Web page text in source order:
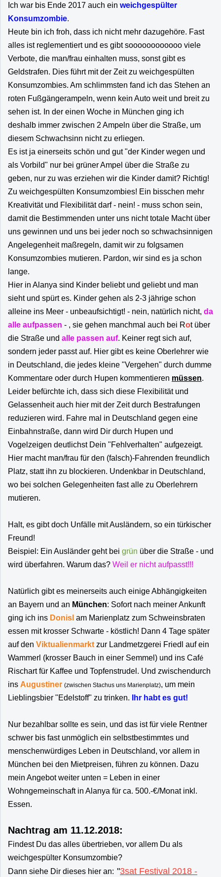
Ich war bis Ende 2017 auch ein weichgespülter
Konsumzombie.
Heute bin ich froh, dass ich nicht mehr dazugehöre. Fast
alles ist reglementiert und es gibt soooooooooooo viele
Verbote, die man/frau einhalten muss, sonst gibt es
Geldstrafen. Dies führt mit der Zeit zu weichgespülten
Konsumzombies. Am schlimmsten fand ich das Stehen an
roten Fußgängerampeln, wenn kein Auto weit und breit zu
sehen ist. In der einen Woche in München ging ich
deshalb immer zwischen 2 Ampeln über die Straße, um
diesem Schwachsinn nicht zu erliegen.
Es ist ja einerseits schön und gut "der Kinder wegen und
als Vorbild" nur bei grüner Ampel über die Straße zu
geben, nur zu was erziehen wir die Kinder damit? Richtig!
Zu weichgespülten Konsumzombies! Ein bisschen mehr
Kreativität und Flexibilität darf - nein! - muss schon sein,
damit die Bestimmenden unter uns nicht totale Macht über
uns gewinnen und uns bei jeder noch so schwachsinnigen
Angelegenheit maßregeln, damit wir zu folgsamen
Konsumzombies mutieren. Pardon, wir sind es ja schon
lange.
Hier in Alanya sind Kinder beliebt und geliebt und man
sieht und spürt es. Kinder gehen als 2-3 jährige schon
alleine ins Meer - unbeaufsichtigt! - nein, natürlich nicht, da
alle aufpassen - , sie gehen manchmal auch bei Rot über
die Straße und alle passen auf. Keiner regt sich auf,
sondern jeder passt auf. Hier gibt es keine Oberlehrer wie
in Deutschland, die jedes kleine "Vergehen" durch dumme
Kommentare oder durch Hupen kommentieren müssen.
Leider befürchte ich, dass sich diese Flexibilität und
Gelassenheit auch hier mit der Zeit durch Bestrafungen
reduzieren wird. Fahre mal in Deutschland gegen eine
Einbahnstraße, dann wird Dir durch Hupen und
Vogelzeigen deutlichst Dein "Fehlverhalten" aufgezeigt.
Hier macht man/frau für den (falsch)-Fahrenden freundlich
Platz, statt ihn zu blockieren. Undenkbar in Deutschland,
wo bei solchen Gelegenheiten fast alle zu Oberlehrern
mutieren.
Halt, es gibt doch Unfälle mit Ausländern, so ein türkischer
Freund!
Beispiel: Ein Ausländer geht bei grün über die Straße - und
wird überfahren. Warum das? Weil er nicht aufpasst!!!
Natürlich gibt es meinerseits auch einige Abhängigkeiten
an Bayern und an München: Sofort nach meiner Ankunft
ging ich ins Donisl am Marienplatz zum Schweinsbraten
essen mit krosser Schwarte - köstlich! Dann 4 Tage später
auf den Viktualienmarkt zur Landmetzgerei Friedl auf ein
Wammerl (krosser Bauch in einer Semmel) und ins Café
Rischart für Kaffee und Topfenstrudel. Und zwischendurch
ins Augustiner (zwischen Stachus uns Marienplatz), um mein
Lieblingsbier "Edelstoff" zu trinken.
Ihr habt es gut!
Nur bezahlbar sollte es sein, und das ist für viele Rentner
schwer bis fast unmöglich ein selbstbestimmtes und
menschenwürdiges Leben in Deutschland, vor allem in
München bei den Mietpreisen, führen zu können. Dazu
mein Angebot weiter unten = Leben in einer
Wohngemeinschaft in Alanya für ca. 500.-€/Monat inkl.
Essen.
Nachtrag am 11.12.2018:
Findest Du das alles übertrieben, vor allem Du als
weichgespülter Konsumzombie?
Dann siehe Dir dieses hier an: "3sat Festival 2018 -